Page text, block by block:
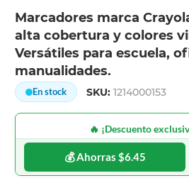
Marcadores marca
alta cobertura y colores
Versátiles para escuela,
manualidades.
En stock SKU:1214000153
🔥 ¡Descuento
💰 Ahorras $6.45